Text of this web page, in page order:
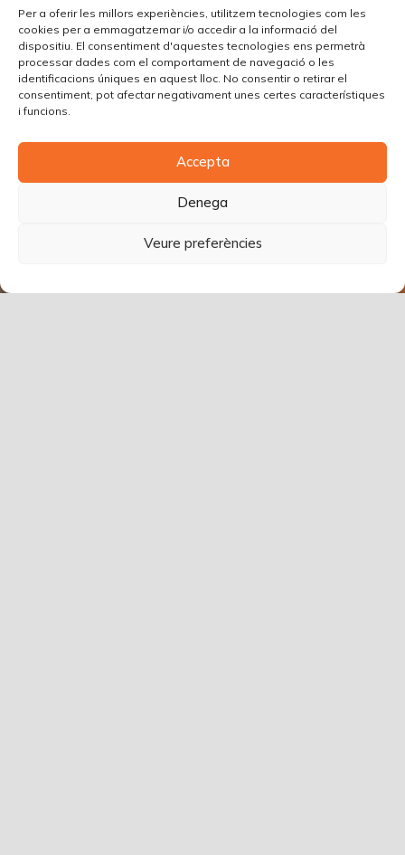
Per a oferir les millors experiències, utilitzem tecnologies com les
cookies per a emmagatzemar i/o accedir a la informació del
dispositiu. El consentiment d'aquestes tecnologies ens permetrà
processar dades com el comportament de navegació o les
identificacions úniques en aquest lloc. No consentir o retirar el
consentiment, pot afectar negativament unes certes característiques
i funcions.
Accepta
Denega
Veure preferències